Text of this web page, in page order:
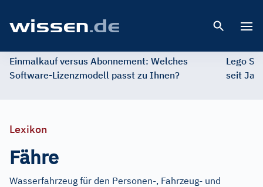
Einmalkauf versus Abonnement: Welches
Software-Lizenzmodell passt zu Ihnen?
Lego
seit
Lexikon
Fähre
Wasserfahrzeug für den Personen-, Fahrzeug- und